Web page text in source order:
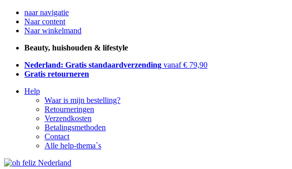
naar navigatie
Naar content
Naar winkelmand
Beauty, huishouden & lifestyle
Nederland: Gratis standaardverzending vanaf € 79,90
Gratis retourneren
Help
Waar is mijn bestelling?
Retourneringen
Verzendkosten
Betalingsmethoden
Contact
Alle help-thema`s